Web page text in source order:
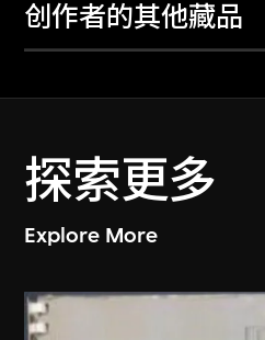
创作者的其他藏品
探索更多
Explore More